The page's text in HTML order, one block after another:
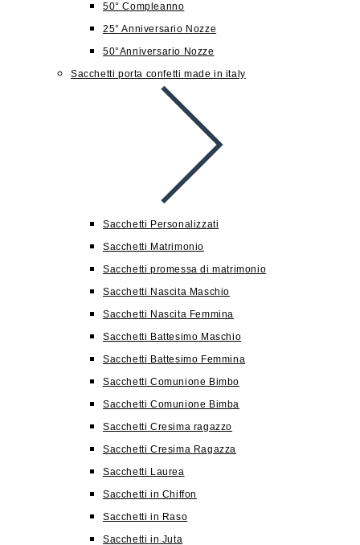
50° Compleanno
25° Anniversario Nozze
50°Anniversario Nozze
Sacchetti porta confetti made in italy
Sacchetti Personalizzati
Sacchetti Matrimonio
Sacchetti promessa di matrimonio
Sacchetti Nascita Maschio
Sacchetti Nascita Femmina
Sacchetti Battesimo Maschio
Sacchetti Battesimo Femmina
Sacchetti Comunione Bimbo
Sacchetti Comunione Bimba
Sacchetti Cresima ragazzo
Sacchetti Cresima Ragazza
Sacchetti Laurea
Sacchetti in Chiffon
Sacchetti in Raso
Sacchetti in Juta